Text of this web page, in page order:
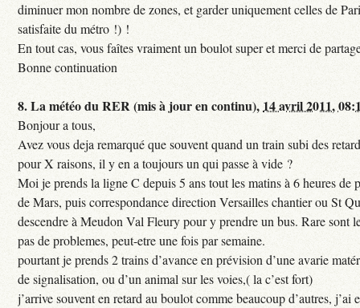
diminuer mon nombre de zones, et garder uniquement celles de
satisfaite du métro !) !
En tout cas, vous faîtes vraiment un boulot super et merci de
Bonne continuation
8.La météo du RER (mis à jour en continu), 14 avril 2011,
Bonjour a tous,
Avez vous deja remarqué que souvent quand un train subi des
pour X raisons, il y en a toujours un qui passe à vide ?
Moi je prends la ligne C depuis 5 ans tout les matins à 6 heures de
de Mars, puis correspondance direction Versailles chantier ou St
descendre à Meudon Val Fleury pour y prendre un bus. Rare sont
pas de problemes, peut-etre une fois par semaine.
pourtant je prends 2 trains d’avance en prévision d’une avarie
de signalisation, ou d’un animal sur les voies,( la c’est fort)
j’arrive souvent en retard au boulot comme beaucoup d’autres, j’ai